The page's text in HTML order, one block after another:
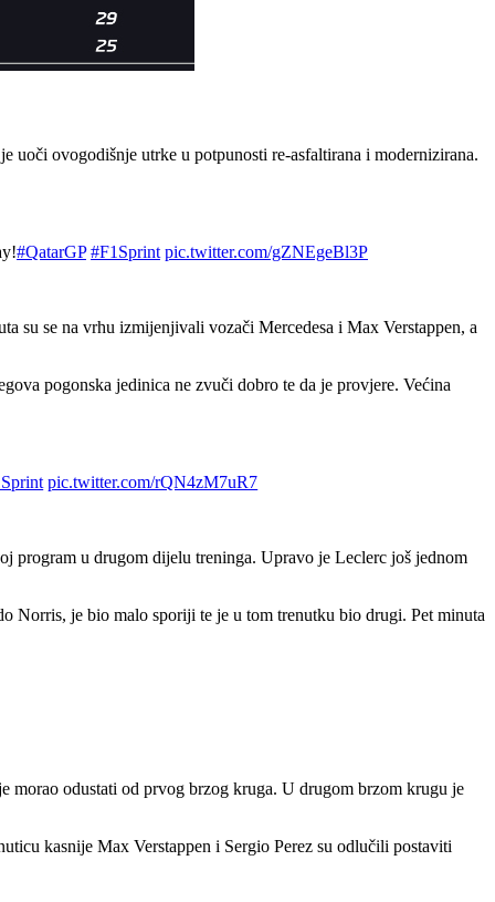
uoči ovogodišnje utrke u potpunosti re-asfaltirana i modernizirana.
#QatarGP #F1Sprint pic.twitter.com/gZNEgeBl3P
su se na vrhu izmijenjivali vozači Mercedesa i Max Verstappen, a
pogonska jedinica ne zvuči dobro te da je provjere. Većina
pic.twitter.com/rQN4zM7uR7
program u drugom dijelu treninga. Upravo je Leclerc još jednom
Norris, je bio malo sporiji te je u tom trenutku bio drugi. Pet minuta
morao odustati od prvog brzog kruga. U drugom brzom krugu je
kasnije Max Verstappen i Sergio Perez su odlučili postaviti